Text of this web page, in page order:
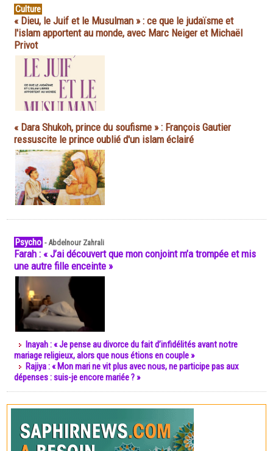
Culture
« Dieu, le Juif et le Musulman » : ce que le judaïsme et
l'islam apportent au monde, avec Marc Neiger et Michaël
Privot
« Dara Shukoh, prince du soufisme » : François Gautier
ressuscite le prince oublié d'un islam éclairé
Psycho -Abdelnour Zahrali
Farah : « J’ai découvert que mon conjoint m’a trompée et mis
une autre fille enceinte »
Inayah : « Je pense au divorce du fait d’infidélités avant notre
mariage religieux, alors que nous étions en couple »
Rajiya : « Mon mari ne vit plus avec nous, ne participe pas aux
dépenses : suis-je encore mariée ? »